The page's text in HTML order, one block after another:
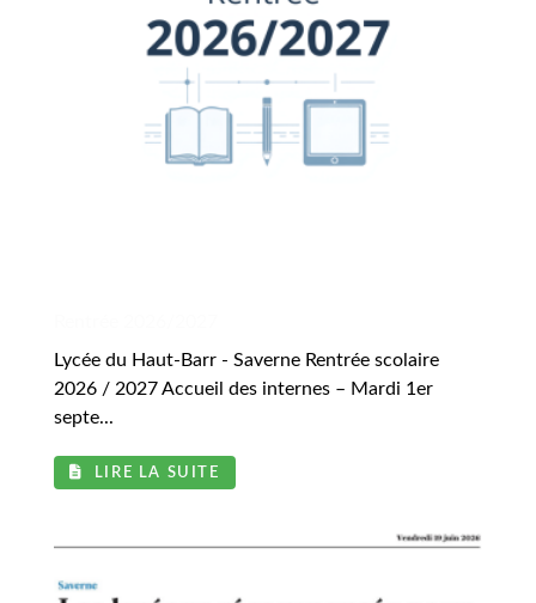
Lycée du Haut-Barr - Saverne Rentrée scolaire
2026 / 2027 Accueil des internes – Mardi 1er
septe...
LIRE LA SUITE